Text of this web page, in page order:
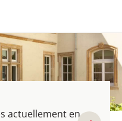
actuellement en